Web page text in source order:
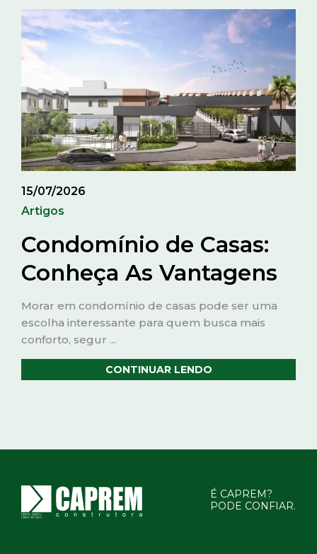
15/07/2026
Artigos
Condomínio de Casas:
Conheça As Vantagens
Morar em condomínio de casas pode ser uma
escolha interessante para quem busca mais
conforto, segur ...
CONTINUAR LENDO
É CAPREM?
PODE CONFIAR.